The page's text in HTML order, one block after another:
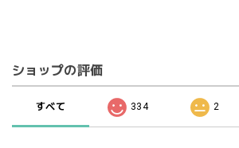
ショップの評価
すべて 334 2